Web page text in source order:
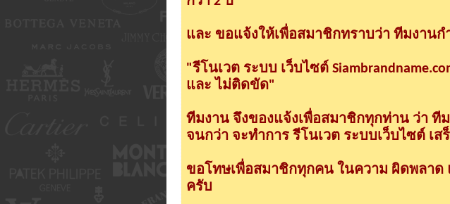
และ ขอแจ้งให้เพื่อสมาชิกทราบว่า ทีมงานก
"รีโนเวต ระบบ เว็บไซต์
และ ไม่ติดขัด"
ทีมงาน จึงของแจ้งเพื่อสมาชิกทุกท่าน ว่า ที
จนกว่า จะทำการ รีโนเวต ระบบเว็บไซต์ เส
ขอโทษเพื่อสมาชิกทุกคน ในความ ผิดพลา
ครับ